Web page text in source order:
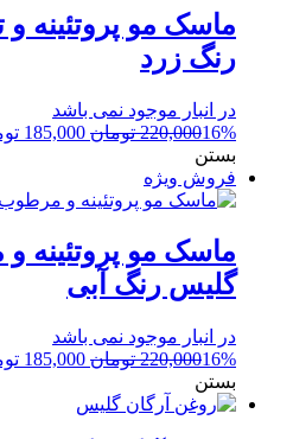
ماسک مو پروتئینه و
رنگ زرد
در انبار موجود نمی باشد
16%
220,000 تومان قیمت
بود.
185,000
بستن
فروش ویژه
ماسک مو پروتئینه
گلیس رنگ آبی
در انبار موجود نمی باشد
16%
220,000 تومان قیمت
185,000
بستن